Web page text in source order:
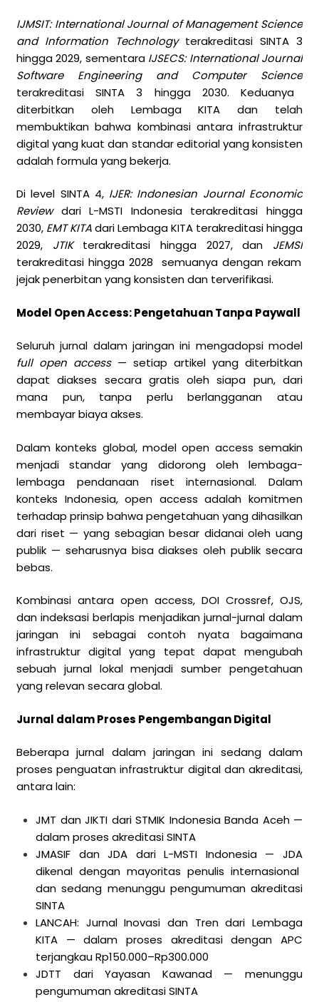
IJMSIT: International Journal of Management Science
and Information Technologyterakreditasi SINTA 3
hingga 2029, sementara IJSECS: International Journal
Software Engineering and Computer Science
terakreditasi SINTA 3 hingga 2030. Keduanya
diterbitkan oleh Lembaga KITA dan telah
membuktikan bahwa kombinasi antara infrastruktur
digital yang kuat dan standar editorial yang konsisten
adalah formula yang bekerja.
Di level SINTA 4, IJER: Indonesian Journal Economic
Reviewdari L-MSTI Indonesia terakreditasi hingga
2030, EMT KITAdari Lembaga KITA terakreditasi hingga
2029, JTIKterakreditasi hingga 2027, dan JEMSI
terakreditasi hingga 2028 semuanya dengan rekam
jejak penerbitan yang konsisten dan terverifikasi.
Model Open Access: Pengetahuan Tanpa Paywall
Seluruh jurnal dalam jaringan ini mengadopsi model
full open access— setiap artikel yang diterbitkan
dapat diakses secara gratis oleh siapa pun, dari
mana pun, tanpa perlu berlangganan atau
membayar biaya akses.
Dalam konteks global, model open access semakin
menjadi standar yang didorong oleh lembaga-
lembaga pendanaan riset internasional. Dalam
konteks Indonesia, open access adalah komitmen
terhadap prinsip bahwa pengetahuan yang dihasilkan
dari riset — yang sebagian besar didanai oleh uang
publik — seharusnya bisa diakses oleh publik secara
bebas.
Kombinasi antara open access, DOI Crossref, OJS,
dan indeksasi berlapis menjadikan jurnal-jurnal dalam
jaringan ini sebagai contoh nyata bagaimana
infrastruktur digital yang tepat dapat mengubah
sebuah jurnal lokal menjadi sumber pengetahuan
yang relevan secara global.
Jurnal dalam Proses Pengembangan Digital
Beberapa jurnal dalam jaringan ini sedang dalam
proses penguatan infrastruktur digital dan akreditasi,
antara lain:
JMT dan JIKTI dari STMIK Indonesia Banda Aceh —
dalam proses akreditasi SINTA
JMASIF dan JDA dari L-MSTI Indonesia — JDA
dikenal dengan mayoritas penulis internasional
dan sedang menunggu pengumuman akreditasi
SINTA
LANCAH: Jurnal Inovasi dan Tren dari Lembaga
KITA — dalam proses akreditasi dengan APC
terjangkau Rp150.000–Rp300.000
JDTT dari Yayasan Kawanad — menunggu
pengumuman akreditasi SINTA